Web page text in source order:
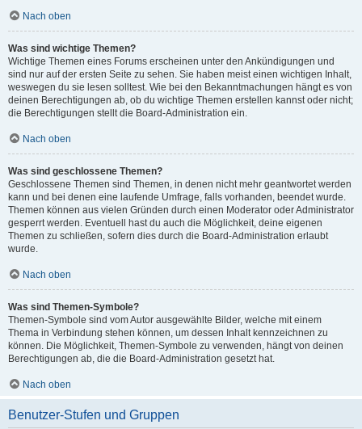
Nach oben
Was sind wichtige Themen?
Wichtige Themen eines Forums erscheinen unter den Ankündigungen und
sind nur auf der ersten Seite zu sehen. Sie haben meist einen wichtigen Inhalt,
weswegen du sie lesen solltest. Wie bei den Bekanntmachungen hängt es von
deinen Berechtigungen ab, ob du wichtige Themen erstellen kannst oder nicht;
die Berechtigungen stellt die Board-Administration ein.
Nach oben
Was sind geschlossene Themen?
Geschlossene Themen sind Themen, in denen nicht mehr geantwortet werden
kann und bei denen eine laufende Umfrage, falls vorhanden, beendet wurde.
Themen können aus vielen Gründen durch einen Moderator oder Administrator
gesperrt werden. Eventuell hast du auch die Möglichkeit, deine eigenen
Themen zu schließen, sofern dies durch die Board-Administration erlaubt
wurde.
Nach oben
Was sind Themen-Symbole?
Themen-Symbole sind vom Autor ausgewählte Bilder, welche mit einem
Thema in Verbindung stehen können, um dessen Inhalt kennzeichnen zu
können. Die Möglichkeit, Themen-Symbole zu verwenden, hängt von deinen
Berechtigungen ab, die die Board-Administration gesetzt hat.
Nach oben
Benutzer-Stufen und Gruppen